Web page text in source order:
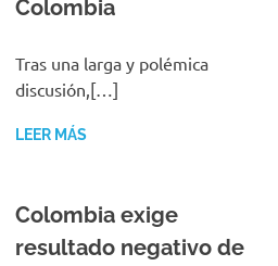
Colombia
Tras una larga y polémica
discusión,[…]
LEER MÁS
Colombia exige
resultado negativo de